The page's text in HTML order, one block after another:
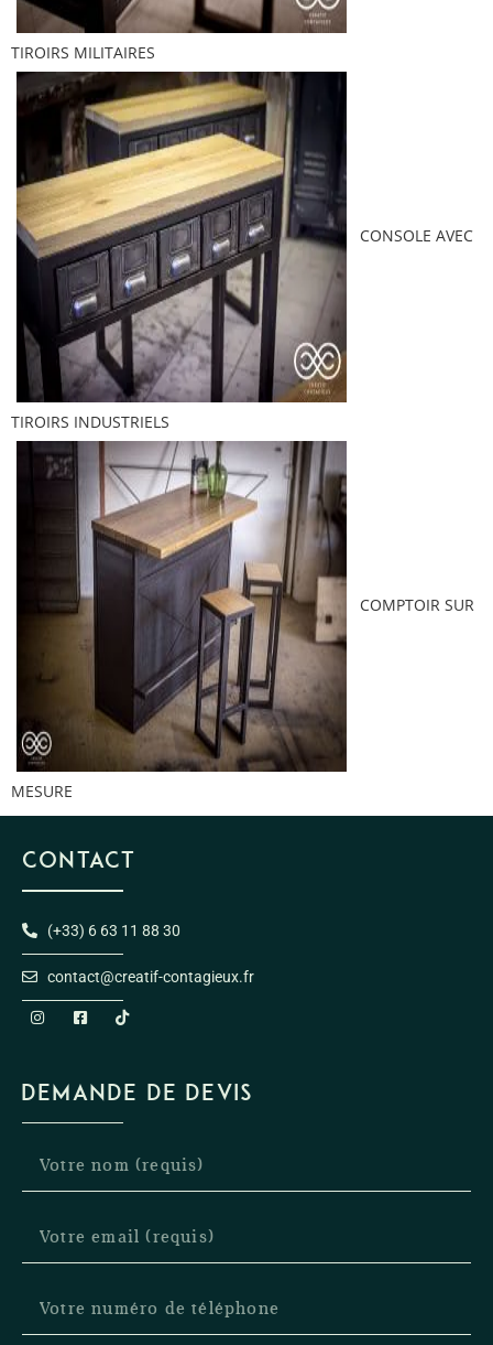
TIROIRS MILITAIRES
CONSOLE AVEC
TIROIRS INDUSTRIELS
COMPTOIR SUR
MESURE
CONTACT
(+33) 6 63 11 88 30
contact@creatif-contagieux.fr
DEMANDE DE DEVIS